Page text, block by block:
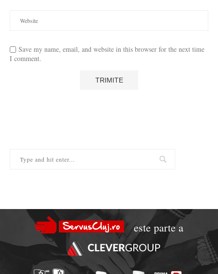
Save my name, email, and website in this browser for the next time
I comment.
este parte a